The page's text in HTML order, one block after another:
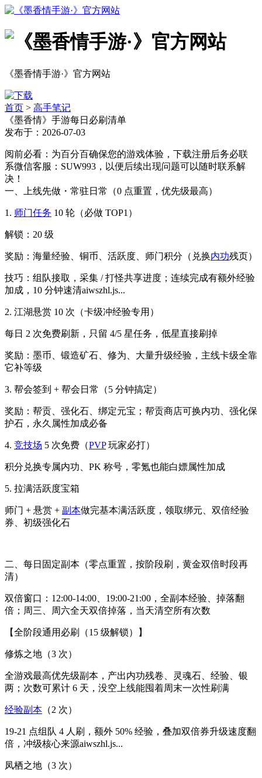
《墨香情手游·》官方网站
首页 > 高手笔记
《墨香情》手游每日必刷清单
发布于：2026-07-03
阅前必看：为百分百确保您的游戏体验，下载注册后务必联
系微信客服：SUW993，以便后续出现问题可以随时联系解
决！
一、上线先做・常驻日常（0 点重置，优先级最高）
1. 师门任务 10 轮（必做 TOP1）
解锁：20 级
奖励：海量经验、铜币、活跃度、师门积分（兑换内功残页）
技巧：组队接取，采集 / 打怪共享进度；连续完成有额外经验
加成，10 分钟速清aiwszhl.js...
2. 江湖悬赏 10 次（卡级冲经验专用）
每日 2 次免费刷新，只留 4/5 星任务，低星直接刷掉
奖励：墨币、锻造矿石、修为、大量升级经验，主线卡级全靠
它补等级
3. 帮会签到 + 帮会日常（5 分钟搞定）
奖励：帮贡、强化石、绑定元宝；帮贡商店可换内功、强化保
护石，永久属性加成必备
4. 竞技场 5 次免费（PVP玩家必打）
积分兑换专属内功、PK 称号，零氪也能白嫖属性加成
5. 拉满活跃度宝箱
师门 + 悬赏 + 副本做完基本满活跃度，领取绑元、双倍经验
券、初级强化石
二、每日固定副本（零点重置，按阶段刷，黄金双倍时段再
清）
双倍窗口：12:00-14:00、19:00-21:00，全副本经验、掉落翻
倍；周三、周六全天双倍掉落，当天清空所有次数
【全阶段通用必刷（15 级解锁）】
修炼之地（3 次）
全游戏最高优先级副本，产出内功残卷、灵魂石、经验、银
两；次数可累计 6 天，没空上线能囤着周末一次性刷满
经验副本 （2 次）
19-21 点组队 4 人刷，额外 50% 经验，叠加双倍券升级速度翻
倍，冲级核心来源aiwszhl.js...
凤栖之地（3 次）